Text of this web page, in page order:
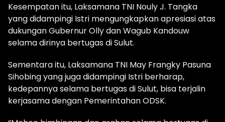
Kesempatan itu, Laksamana TNI Nouly J. Tangka
yang didampingi Istri mengungkapkan apresiasi atas
dukungan Gubernur Olly dan Wagub Kandouw
selama dirinya bertugas di Sulut.
Sementara itu, Laksamana TNI May Frangky Pasuna
Sihobing yang juga didampingi Istri berharap,
kedepannya selama bertugas di Sulut, bisa terjalin
kerjasama dengan Pemerintahan ODSK.